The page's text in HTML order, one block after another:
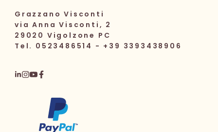
Grazzano Visconti
via Anna Visconti, 2
29020 Vigolzone PC
Tel. 0523486514 - +39 3393438906